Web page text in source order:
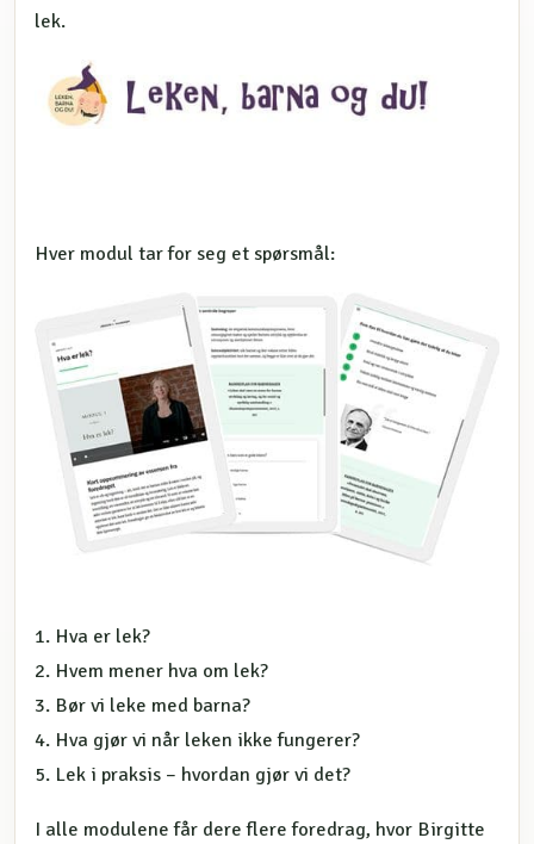
lek.
Hver modul tar for seg et spørsmål:
1. Hva er lek?
2. Hvem mener hva om lek?
3. Bør vi leke med barna?
4. Hva gjør vi når leken ikke fungerer?
5. Lek i praksis – hvordan gjør vi det?
I alle modulene får dere flere foredrag, hvor Birgitte